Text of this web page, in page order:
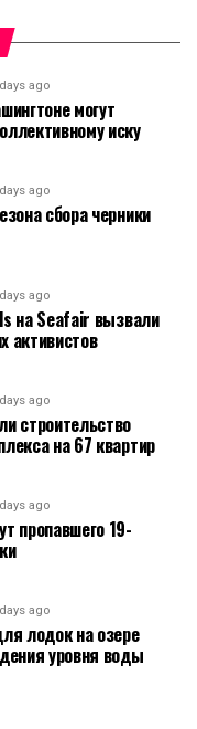
ago
могут
иску
ago
сбора черники
ago
на Seafair вызвали
активистов
ago
строительство
на 67 квартир
ago
пропавшего 19-
ago
лодок на озере
уровня воды